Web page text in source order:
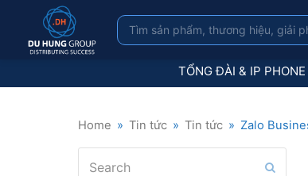
TỔNG ĐÀI & IP PHONE
Home » Tin tức » Tin tức » Zalo